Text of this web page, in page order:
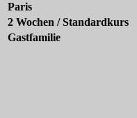
Paris
2 Wochen / Standardkurs
Gastfamilie